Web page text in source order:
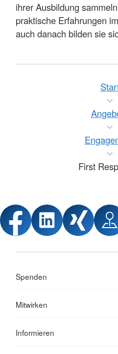
ihrer Ausbildung
praktische Erfahrungen
auch danach bilden sie
First
Spenden
Mitwirken
Informieren